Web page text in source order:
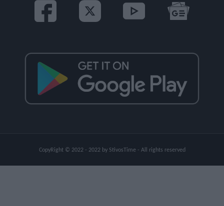
CopyRight © 2022 - 2022 by StivosTime - All rights reserved